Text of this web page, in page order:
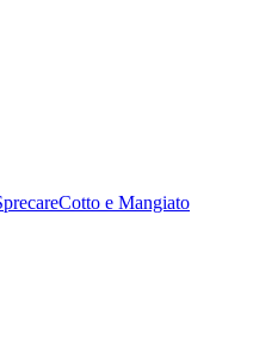
Cotto e Mangiato